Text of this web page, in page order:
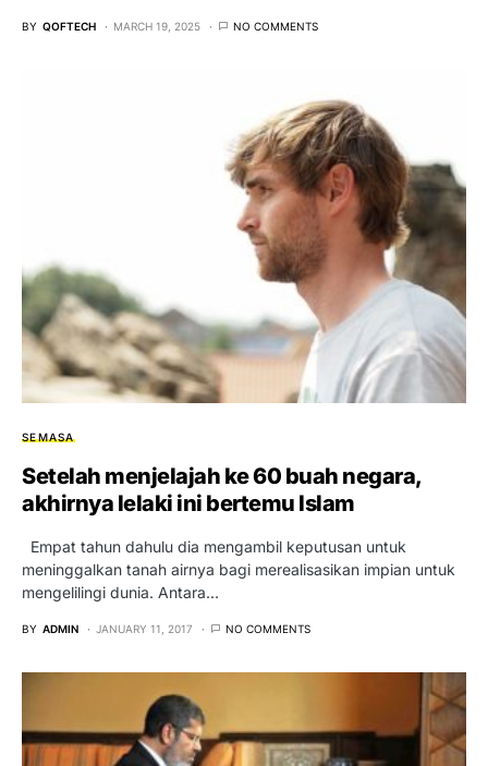
BY QOFTECH MARCH 19, 2025 NO COMMENTS
SEMASA
Setelah menjelajah ke 60 buah negara,
akhirnya lelaki ini bertemu Islam
Empat tahun dahulu dia mengambil keputusan untuk
meninggalkan tanah airnya bagi merealisasikan impian untuk
mengelilingi dunia. Antara…
BY ADMIN JANUARY 11, 2017 NO COMMENTS